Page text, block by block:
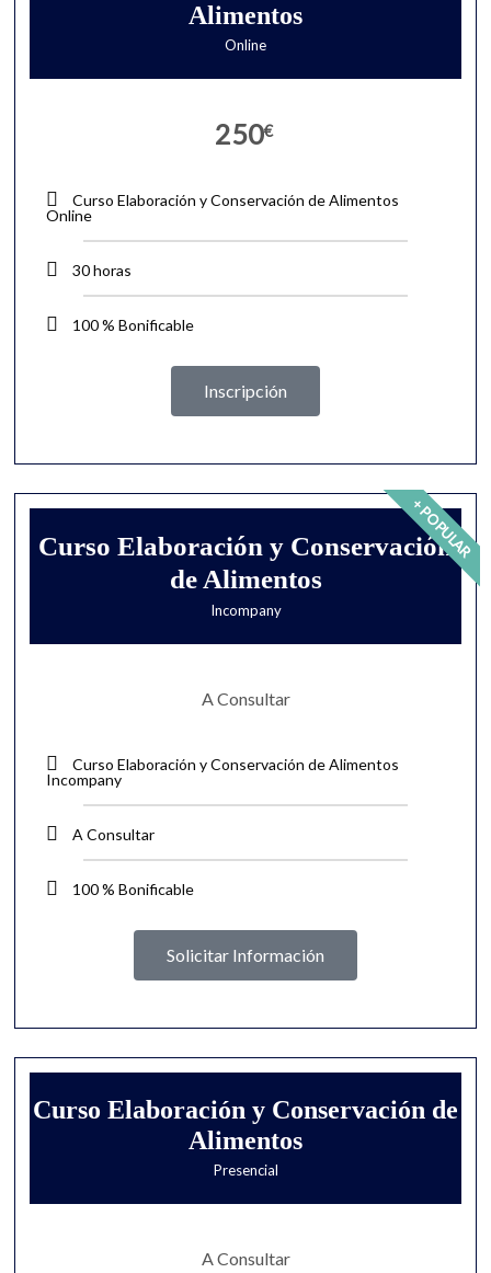
Alimentos
Online
250€
Curso Elaboración y Conservación de Alimentos
Online
30 horas
100 % Bonificable
Inscripción
Curso Elaboración y Conservación
de Alimentos
Incompany
A Consultar
Curso Elaboración y Conservación de Alimentos
Incompany
A Consultar
100 % Bonificable
Solicitar Información
+ POPULAR
Curso Elaboración y Conservación de
Alimentos
Presencial
A Consultar